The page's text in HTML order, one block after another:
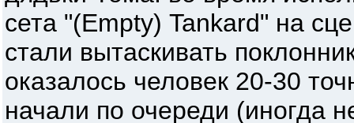
сета "(Empty) Tankard" на
стали вытаскивать
оказалось человек 20-30
начали по очереди (иногда